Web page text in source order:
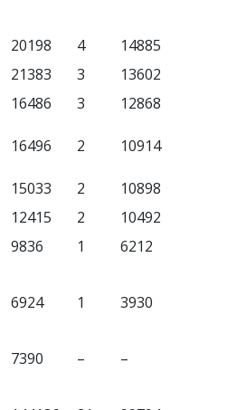
20198 4
14885
21383 3
13602
16486 3
12868
16496 2 10914
15033 2
10898
12415 2
10492
9836 1
6212
6924 1 3930
7390 –
–